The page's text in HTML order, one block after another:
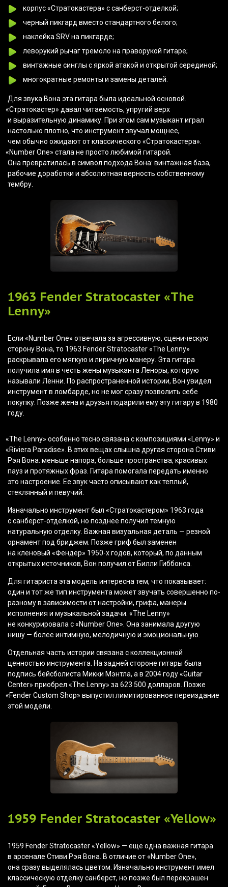
корпус«Стратокастера» с санберст-отделкой;
черный пикгард вместо стандартного белого;
наклейка SRV на пикгарде;
леворукий рычаг тремоло на праворукой гитаре;
винтажные синглы с яркой атакой и открытой серединой;
многократные ремонты и замены деталей.
Для звука Вона эта гитара была идеальной основой.
«Стратокастер» давал читаемость, упругий верх
и выразительную динамику. При этом сам музыкант играл
настолько плотно, что инструмент звучал мощнее,
чем обычно ожидают от классического «Стратокастера».
«NumberOne» стала не просто любимой гитарой.
Она превратилась в символ подхода Вона: винтажная база,
рабочие доработки и абсолютная верность собственному
тембру.
1963 Fender Stratocaster «The
Lenny»
Если «NumberOne» отвечала за агрессивную, сценическую
сторону Вона, то 1963 Fender Stratocaster«The Lenny»
раскрывала его мягкую и лиричную манеру. Эта гитара
получила имя в честь жены музыканта Леноры, которую
называли Ленни. По распространенной истории, Вон увидел
инструмент в ломбарде, но не мог сразу позволить себе
покупку. Позже жена и друзья подарили ему эту гитару в 1980
году.
«The Lenny» особенно тесно связана с композициями «Lenny» и
«Riviera Paradise». В этих вещах слышна другая сторона Стиви
Рэя Вона: меньше напора, больше пространства, красивых
пауз и протяжных фраз. Гитара помогала передать именно
это настроение. Ее звук часто описывают как теплый,
стеклянный и певучий.
Изначально инструмент был «Стратокастером» 1963 года
с санберст-отделкой, но позднее получил темную
натуральную отделку. Важная визуальная деталь — резной
орнамент под бриджем. Позже гриф был заменен
на кленовый «Фендер» 1950-х годов, который, по данным
открытых источников, Вон получил от Билли Гиббонса.
Для гитариста эта модель интересна тем, что показывает:
один и тот же тип инструмента может звучать совершенно по-
разному в зависимости от настройки, грифа, манеры
исполнения и музыкальной задачи. «The Lenny»
не конкурировала с«NumberOne». Она занимала другую
нишу — более интимную, мелодичную и эмоциональную.
Отдельная часть истории связана с коллекционной
ценностью инструмента. На задней стороне гитары была
подпись бейсболиста Микки Мэнтла, а в 2004 году«Guitar
Center» приобрел «The Lenny» за 623 500 долларов. Позже
«FenderCustom Shop» выпустил лимитированное переиздание
этой модели.
1959 Fender Stratocaster «Yellow»
1959 Fender Stratocaster«Yellow» — еще одна важная гитара
в арсенале Стиви Рэя Вона. В отличие от«NumberOne»,
она сразу выделялась цветом. Изначально инструмент имел
классическую отделку санберст, но позже был перекрашен